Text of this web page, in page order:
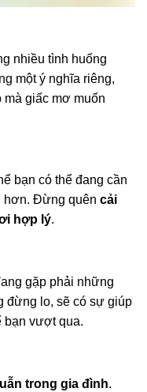
nhiều tình huống
một ý nghĩa riêng,
giấc mơ muốn
bạn có thể đang cần
hơn. Đừng quên cải
hợp lý.
gặp phải những
đừng lo, sẽ có sự giúp
vượt qua.
trong gia đình.